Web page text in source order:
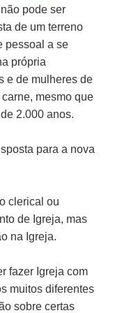
pode ser
de um terreno
pessoal a se
própria
e de mulheres de
mesmo que
2.000 anos.
para a nova
clerical ou
de Igreja, mas
na Igreja.
fazer Igreja com
muitos diferentes
sobre certas